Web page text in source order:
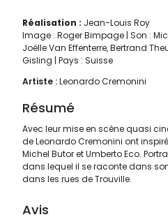
Artiste :Leonardo Cremonini
Réalisation : Jean-Louis Roy
Image : Roger Bimpage | Son :
Joëlle Van Effenterre, Bertrand
Gisling | Pays : Suisse
Résumé
Avec leur mise en scène quasi
de Leonardo Cremonini ont
Michel Butor et Umberto Eco.
dans lequel il se raconte dans
dans les rues de Trouville.
Avis